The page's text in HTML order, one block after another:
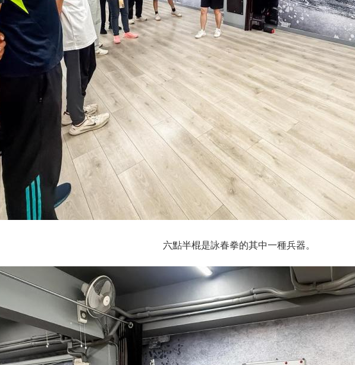
六點半棍是詠春拳的其中一種兵器。